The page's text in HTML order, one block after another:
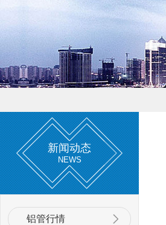
新闻动态
NEWS
铝管行情